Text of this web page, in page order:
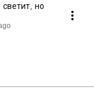
но